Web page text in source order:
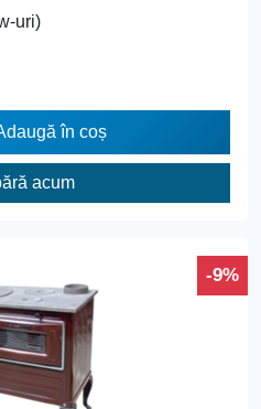
uri)
în coș
acum
-9%